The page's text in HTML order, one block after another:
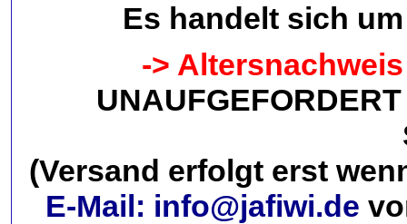
Es handelt sich
->
(Versand erfolgt erst
E-Mail: info@jafiwi.de